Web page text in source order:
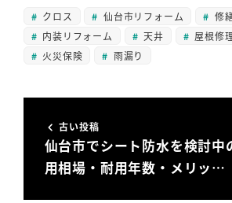
クロス 仙台市リフォーム
修
内装リフォーム
天井 屋根修
火災保険
雨漏り
古い投稿
仙台市でシート防水を検討中
用相場・耐用年数・メリッ…